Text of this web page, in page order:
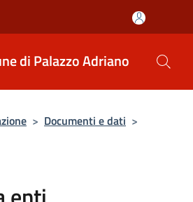
di Palazzo Adriano
> Documenti e dati >